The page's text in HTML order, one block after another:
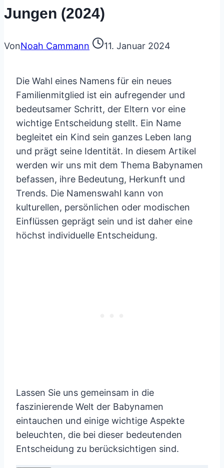
Jungen (2024)
VonNoah Cammann 11. Januar 2024
Die Wahl eines Namens für ein neues
Familienmitglied ist ein aufregender und
bedeutsamer Schritt, der Eltern vor eine
wichtige Entscheidung stellt. Ein Name
begleitet ein Kind sein ganzes Leben lang
und prägt seine Identität. In diesem Artikel
werden wir uns mit dem Thema Babynamen
befassen, ihre Bedeutung, Herkunft und
Trends. Die Namenswahl kann von
kulturellen, persönlichen oder modischen
Einflüssen geprägt sein und ist daher eine
höchst individuelle Entscheidung.
Lassen Sie uns gemeinsam in die
faszinierende Welt der Babynamen
eintauchen und einige wichtige Aspekte
beleuchten, die bei dieser bedeutenden
Entscheidung zu berücksichtigen sind.